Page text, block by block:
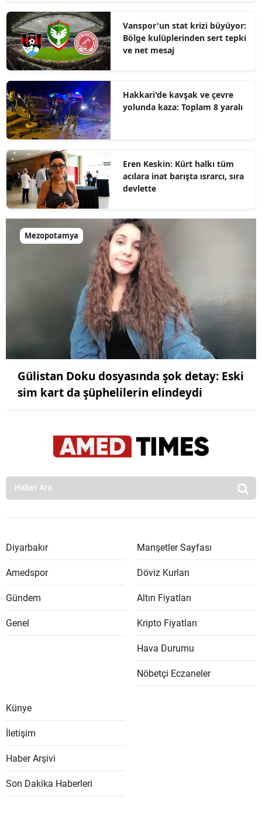
Vanspor'un stat krizi büyüyor:
Bölge kulüplerinden sert tepki
ve net mesaj
Hakkari'de kavşak ve çevre
yolunda kaza: Toplam 8 yaralı
Eren Keskin: Kürt halkı tüm
acılara inat barışta ısrarcı, sıra
devlette
Mezopotamya
Gülistan Doku dosyasında şok detay: Eski
sim kart da şüphelilerin elindeydi
Diyarbakır
Amedspor
Gündem
Genel
Manşetler Sayfası
Döviz Kurları
Altın Fiyatları
Kripto Fiyatları
Hava Durumu
Nöbetçi Eczaneler
Künye
İletişim
Haber Arşivi
Son Dakika Haberleri